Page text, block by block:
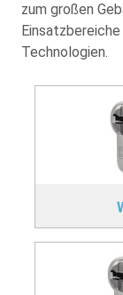
zum großen
Technologien.